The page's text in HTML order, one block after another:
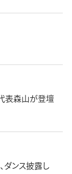
表森山が登壇
ダンス披露し